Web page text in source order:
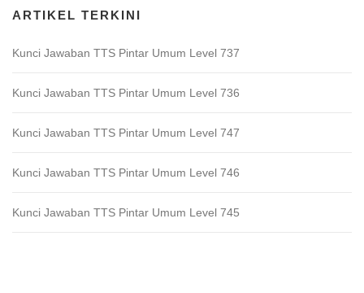
ARTIKEL TERKINI
Kunci Jawaban TTS Pintar Umum Level 737
Kunci Jawaban TTS Pintar Umum Level 736
Kunci Jawaban TTS Pintar Umum Level 747
Kunci Jawaban TTS Pintar Umum Level 746
Kunci Jawaban TTS Pintar Umum Level 745